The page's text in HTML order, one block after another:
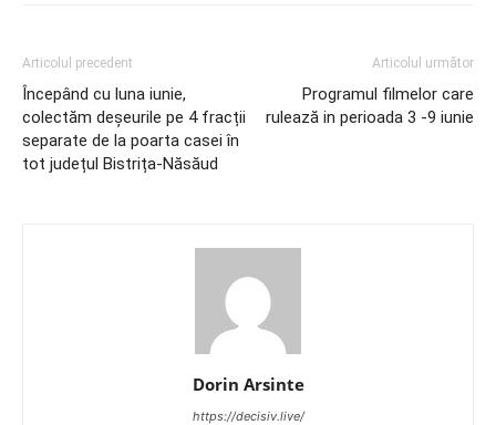
Articolul precedent
Începând cu luna iunie,
colectăm deșeurile pe 4 fracții
separate de la poarta casei în
tot județul Bistrița-Năsăud
Articolul următor
Programul filmelor care
rulează in perioada 3 -9 iunie
Dorin Arsinte
https://decisiv.live/